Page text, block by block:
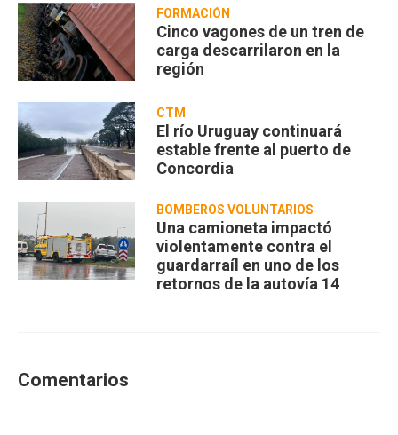
FORMACIÓN
Cinco vagones de un tren de
carga descarrilaron en la
región
CTM
El río Uruguay continuará
estable frente al puerto de
Concordia
BOMBEROS VOLUNTARIOS
Una camioneta impactó
violentamente contra el
guardarraíl en uno de los
retornos de la autovía 14
Comentarios